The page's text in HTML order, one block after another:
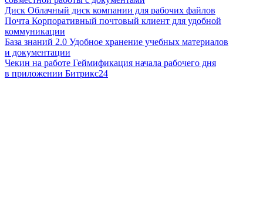
Диск Облачный диск компании для рабочих файлов
Почта Корпоративный почтовый клиент для удобной
коммуникации
База знаний 2.0 Удобное хранение учебных материалов
и документации
Чекин на работе Геймификация начала рабочего дня
в приложении Битрикс24